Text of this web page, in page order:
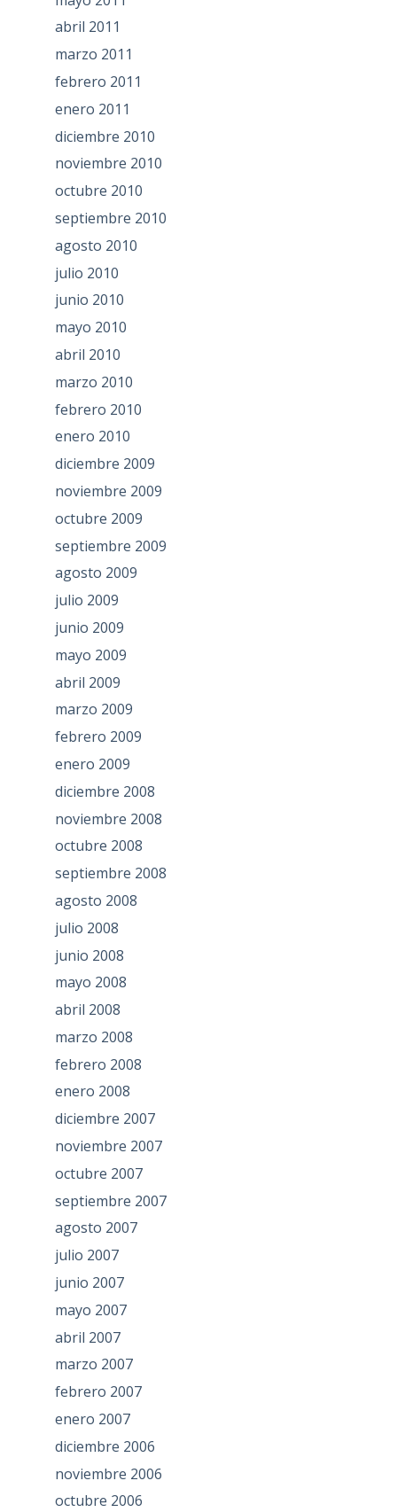
abril 2011
marzo 2011
febrero 2011
enero 2011
diciembre 2010
noviembre 2010
octubre 2010
septiembre 2010
agosto 2010
julio 2010
junio 2010
mayo 2010
abril 2010
marzo 2010
febrero 2010
enero 2010
diciembre 2009
noviembre 2009
octubre 2009
septiembre 2009
agosto 2009
julio 2009
junio 2009
mayo 2009
abril 2009
marzo 2009
febrero 2009
enero 2009
diciembre 2008
noviembre 2008
octubre 2008
septiembre 2008
agosto 2008
julio 2008
junio 2008
mayo 2008
abril 2008
marzo 2008
febrero 2008
enero 2008
diciembre 2007
noviembre 2007
octubre 2007
septiembre 2007
agosto 2007
julio 2007
junio 2007
mayo 2007
abril 2007
marzo 2007
febrero 2007
enero 2007
diciembre 2006
noviembre 2006
octubre 2006